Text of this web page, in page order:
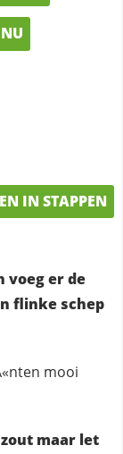
IN STAPPEN
voeg er de
flinke schep
mooi
maar let